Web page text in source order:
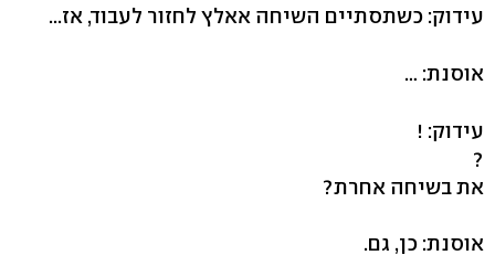
עידוק: כשתסתיים השיחה אאלץ לחזור לעבוד, אז...
אוסנת: …
עידוק: !
?
את בשיחה אחרת?
אוסנת: כן, גם.